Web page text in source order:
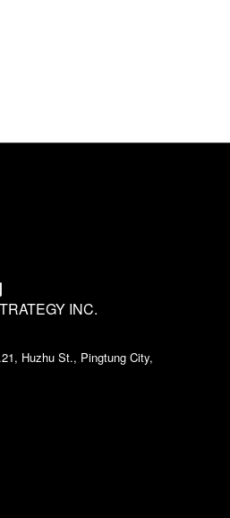
INC.
Huzhu St., Pingtung City,